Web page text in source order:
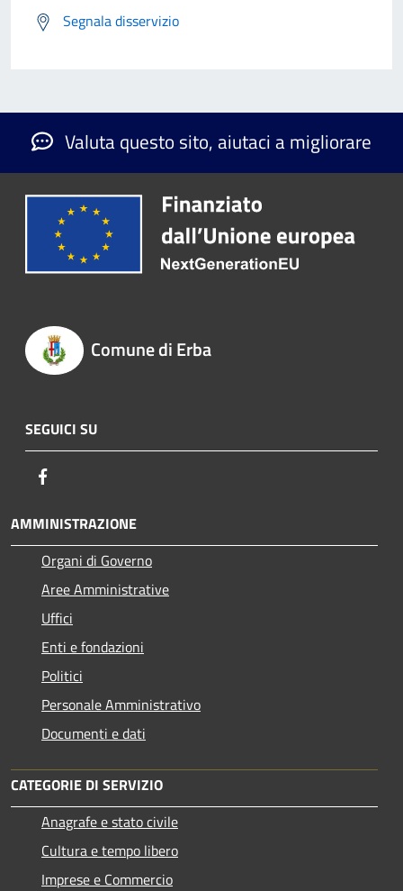
Segnala disservizio
Valuta questo sito, aiutaci a migliorare
Comune di Erba
SEGUICI SU
AMMINISTRAZIONE
Organi di Governo
Aree Amministrative
Uffici
Enti e fondazioni
Politici
Personale Amministrativo
Documenti e dati
CATEGORIE DI SERVIZIO
Anagrafe e stato civile
Cultura e tempo libero
Imprese e Commercio